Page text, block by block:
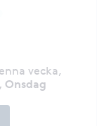
vecka,
Onsdag